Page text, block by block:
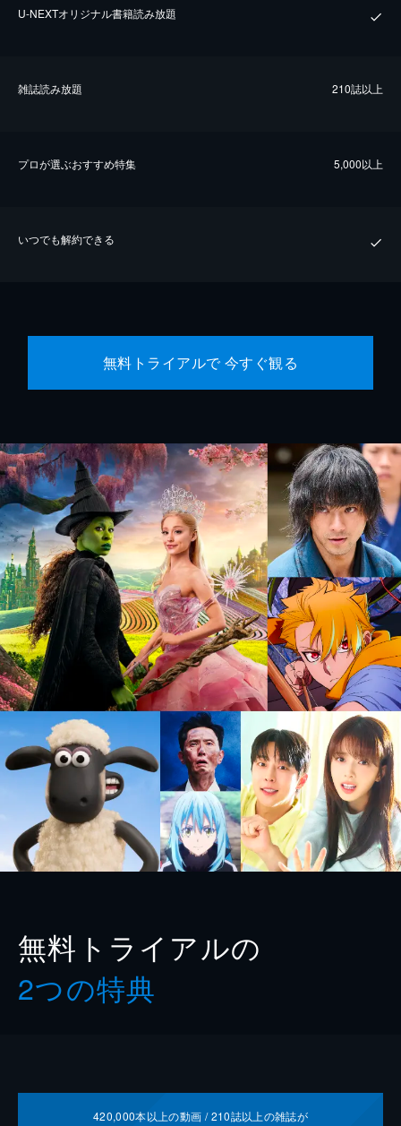
U-NEXTオリジナル書籍読み放題
雑誌読み放題 210誌以上
プロが選ぶおすすめ特集 5,000以上
いつでも解約できる
無料トライアルで 今すぐ観る
無料トライアルの
2つの特典
420,000本以上の動画 /210誌以上の雑誌が